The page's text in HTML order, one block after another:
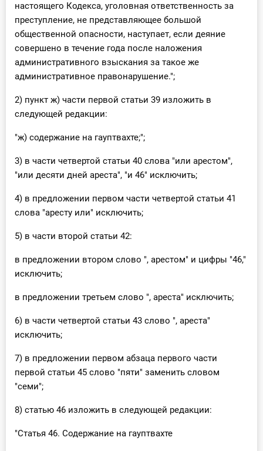
настоящего Кодекса, уголовная ответственность за
преступление, не представляющее большой
общественной опасности, наступает, если деяние
совершено в течение года после наложения
административного взыскания за такое же
административное правонарушение.";
2) пункт ж) части первой статьи 39 изложить в
следующей редакции:
"ж) содержание на гауптвахте;";
3) в части четвертой статьи 40 слова "или арестом",
"или десяти дней ареста", "и 46" исключить;
4) в предложении первом части четвертой статьи 41
слова "аресту или" исключить;
5) в части второй статьи 42:
в предложении втором слово ", арестом" и цифры "46,"
исключить;
в предложении третьем слово ", ареста" исключить;
6) в части четвертой статьи 43 слово ", ареста"
исключить;
7) в предложении первом абзаца первого части
первой статьи 45 слово "пяти" заменить словом
"семи";
8) статью 46 изложить в следующей редакции:
"Статья 46. Содержание на гауптвахте